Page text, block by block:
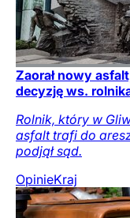
Zaorał nowy
decyzję ws.
Rolnik, który w
asfalt trafi do
podjął sąd.
OpinieKraj